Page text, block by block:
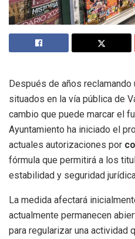
Después de años
situados en la vía pública de
cambio que puede marcar el
Ayuntamiento ha iniciado el
actuales autorizaciones por
fórmula que permitirá a los
estabilidad y seguridad
La medida afectará
actualmente permanecen
para regularizar una actividad